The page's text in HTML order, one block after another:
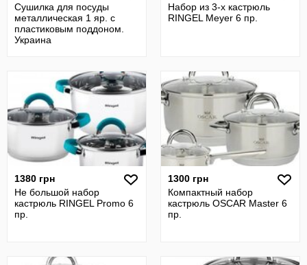
Сушилка для посуды
металлическая 1 яр. с
пластиковым поддоном.
Украина
Набор из 3-х кастрюль
RINGEL Meyer 6 пр.
1380 грн
Не большой набор
кастрюль RINGEL Promo 6
пр.
1300 грн
Компактный набор
кастрюль OSCAR Master 6
пр.